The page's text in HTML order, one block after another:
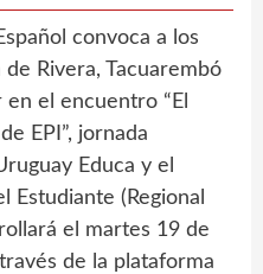
convoca a los
Rivera, Tacuarembó
el encuentro “El
EPI”, jornada
Educa y el
Estudiante (Regional
el martes 19 de
de la plataforma